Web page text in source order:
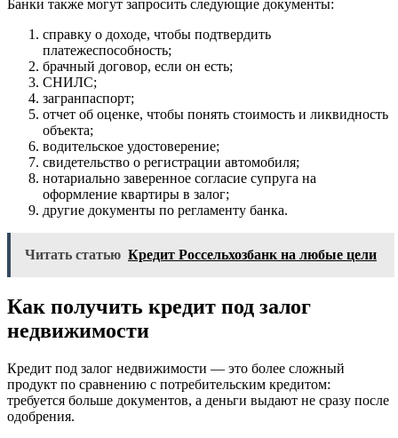
Банки также могут запросить следующие документы:
справку о доходе, чтобы подтвердить
платежеспособность;
брачный договор, если он есть;
СНИЛС;
загранпаспорт;
отчет об оценке, чтобы понять стоимость и ликвидность
объекта;
водительское удостоверение;
свидетельство о регистрации автомобиля;
нотариально заверенное согласие супруга на
оформление квартиры в залог;
другие документы по регламенту банка.
Читать статью Кредит Россельхозбанк на любые цели
Как получить кредит под залог
недвижимости
Кредит под залог недвижимости — это более сложный
продукт по сравнению с потребительским кредитом:
требуется больше документов, а деньги выдают не сразу после
одобрения.